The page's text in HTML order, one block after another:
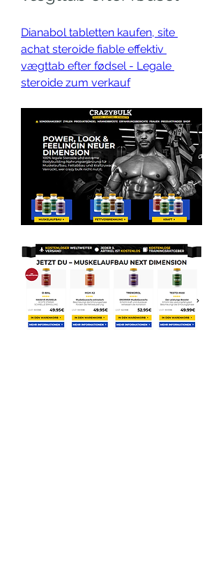
Dianabol tabletten kaufen, site
achat steroide fiable effektiv
vægttab efter fødsel - Legale
steroide zum verkauf